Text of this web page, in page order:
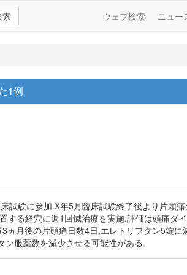
索 ウェブ検索 ニュー
1例
試験に参加.X年5月臨床試験終了後より片頭痛
する経穴に週1回鍼治療を実施.評価は頭痛ダ
ヵ月後の片頭痛日数4日,エレトリプタン5錠に
服薬数を減少させる可能性がある.